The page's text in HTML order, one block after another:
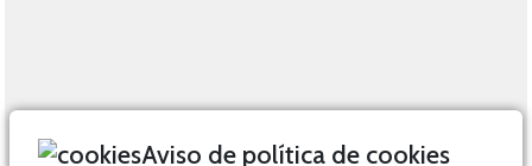
Aviso de política de cookies